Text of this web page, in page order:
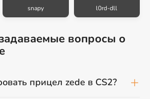
snapy l0rd-dll
вопросы о
прицел zede в CS2?